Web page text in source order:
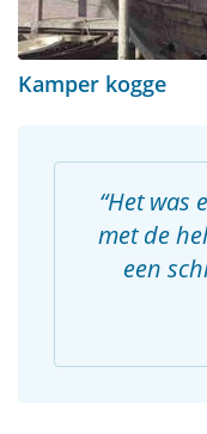
Kamper kogge
Het was
met de
een